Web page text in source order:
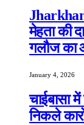
मेहता की
गलौज का
January 4, 2026
चाईबासा
निकले